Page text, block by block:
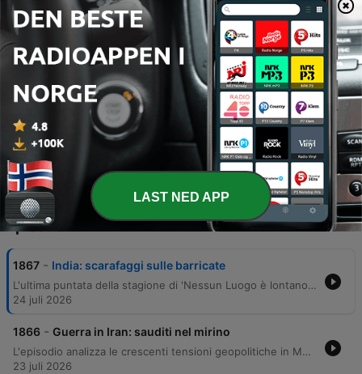
stiano riducendo il loro impegno diretto in vari
teatri di crisi mondiali.
Il mondo è fatto di herbivore e di
carnivore. Se si decide di rimanere
herbivore, i carnivori gagneranno.
00:46:43 · Una riflessione conclusiva sulla
necessità di una postura politica attiva e
informata nel contesto geopolitico attuale.
Episoder
1867 - India: scarafaggi sulle barricate
L'ultima puntata della stagione di 'Nessun Luogo è lontano' analizza le recenti proteste in India, nate da uno scandalo legato a un test di medicina e aggravate da tensioni sociali legate al sistema delle caste e alla crisi del sistema educativo. Il programma affronta inoltre la crescente violenza dei coloni israeliani in Cisgiordania e la complessa situazione diplomatica in Medio Oriente, esaminando l'accordo nucleare tra Stati Uniti e Arabia Saudita, la strategia di 'saturazione strategica' degli USA e le crescenti tensioni nei mari internazionali.
24 juli 2026
1866 - Guerra in Iran: sauditi nel mirino
L'episodio analizza le crescenti tensioni geopolitiche in Medio Oriente e nel Sahel, esaminando la minaccia iraniana sullo stretto di Hormuz e l'inefficacia delle operazioni militari statunitensi contro tattiche asimmetriche come quelle degli Houthi. Attraverso un'intervista all'esperto Gian Raffaele Percannella, si discute come le decisioni politiche abbiano compromesso la strategia militare americana. Il focus si estende poi alla complessa situazione nel Sahel, dove si valuta l'ipotesi di un intervento americano in Mali per contrastare i gruppi jihadisti e compensare l'influenza russa. Viene inoltre esplorata la presenza dell'Africa Corps e le dinamiche di potere legate agli interessi minerari e alle attività criminali nella Repubblica Centrafricana.
23 juli 2026
LAST NED APP